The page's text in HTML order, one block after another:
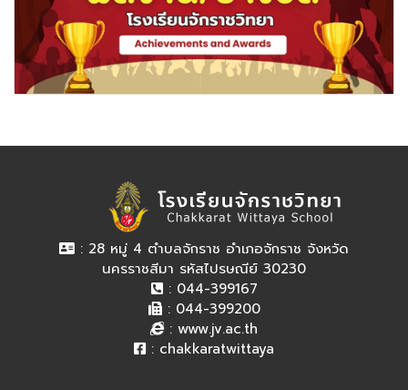
: 28 หมู่ 4 ตำบลจักราช อำเภอจักราช จังหวัด
นครราชสีมา รหัสไปรษณีย์ 30230
: 044-399167
: 044-399200
: www.jv.ac.th
: chakkaratwittaya